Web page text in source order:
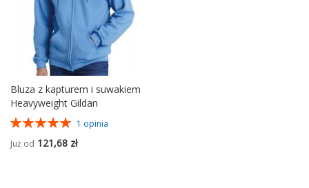
Bluza z kapturem i suwakiem
Heavyweight Gildan
Ocena:
1 opinia
Już od 121,68 zł